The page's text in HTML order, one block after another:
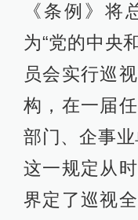
《条例》将
为“党的中央
员会实行巡
构，在一届
部门、企事业
这一规定从
界定了巡视